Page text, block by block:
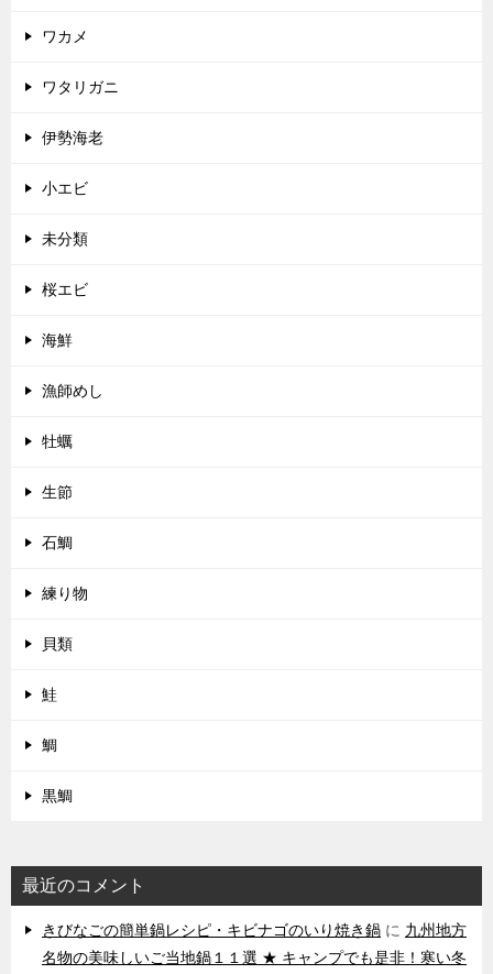
ワカメ
ワタリガニ
伊勢海老
小エビ
未分類
桜エビ
海鮮
漁師めし
牡蠣
生節
石鯛
練り物
貝類
鮭
鯛
黒鯛
最近のコメント
きびなごの簡単鍋レシピ・キビナゴのいり焼き鍋 に 九州地方
名物の美味しいご当地鍋１１選 ★ キャンプでも是非！寒い冬